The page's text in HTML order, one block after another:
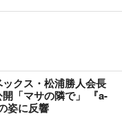
クス・松浦勝人会長
「マサの隣で」 『a-
姿に反響